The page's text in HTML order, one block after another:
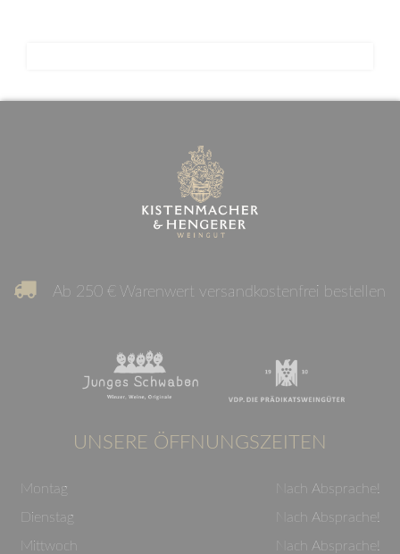
Ab 250 € Warenwert versandkostenfrei bestellen
UNSERE ÖFFNUNGSZEITEN
Montag
Nach Absprache!
Dienstag
Nach Absprache!
Mittwoch
Nach Absprache!